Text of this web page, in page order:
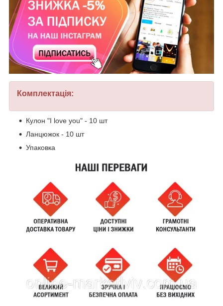
Комплектація:
Кулон "I love you" - 10 шт
Ланцюжок - 10 шт
Упаковка